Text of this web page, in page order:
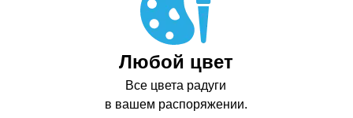
Любой цвет
Все цвета радуги
в вашем распоряжении.